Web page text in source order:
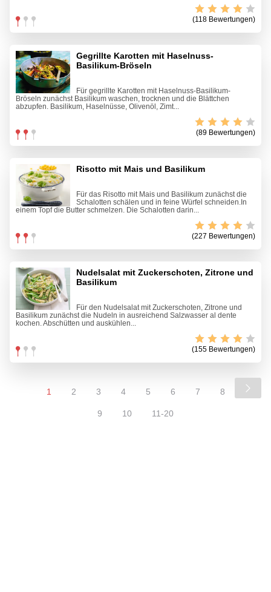
(118 Bewertungen)
Gegrillte Karotten mit Haselnuss-
Basilikum-Bröseln
Für gegrillte Karotten mit Haselnuss-Basilikum-
Bröseln zunächst Basilikum waschen, trocknen und die Blättchen
abzupfen. Basilikum, Haselnüsse, Olivenöl, Zimt...
(89 Bewertungen)
Risotto mit Mais und Basilikum
Für das Risotto mit Mais und Basilikum zunächst die
Schalotten schälen und in feine Würfel schneiden.In
einem Topf die Butter schmelzen. Die Schalotten darin...
(227 Bewertungen)
Nudelsalat mit Zuckerschoten, Zitrone und
Basilikum
Für den Nudelsalat mit Zuckerschoten, Zitrone und
Basilikum zunächst die Nudeln in ausreichend Salzwasser al dente
kochen. Abschütten und auskühlen...
(155 Bewertungen)
1 2 3 4 5 6 7 8
9 10 11-20